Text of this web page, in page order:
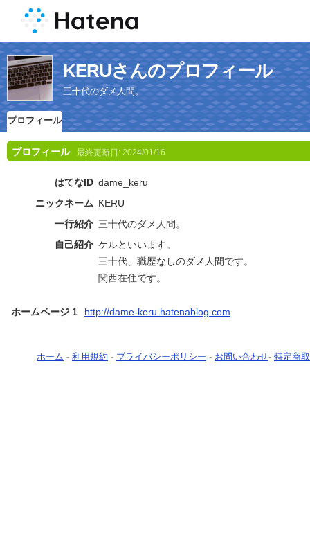
KERUさんのプロフィール
三十代のダメ人間。
プロフィール
プロフィール 最終更新日: 2024/01/16
はてなID dame_keru
ニックネーム KERU
一行紹介 三十代のダメ人間。
自己紹介 ケルといいます。
三十代、職歴なしのダメ人間です。
関西在住です。
ホームページ 1 http://dame-keru.hatenablog.com
ホーム - 利用規約 - プライバシーポリシー - お問い合わせ- 特定商